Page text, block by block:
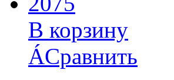
В корзину
ÁСравнить